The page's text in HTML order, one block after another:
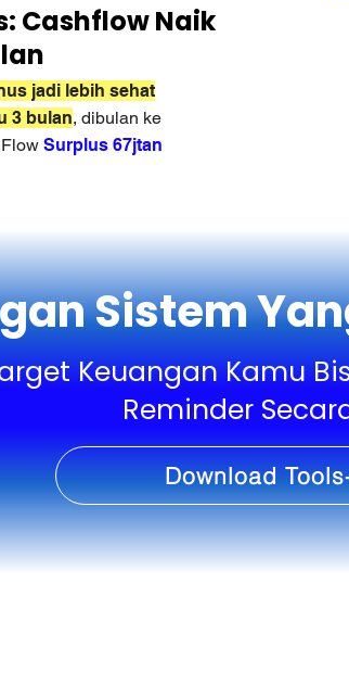
Cashflow Naik
jadi lebih sehat
3 bulan, dibulan ke
Surplus 67jtan
Sistem
Keuangan Kamu
Reminder
Download